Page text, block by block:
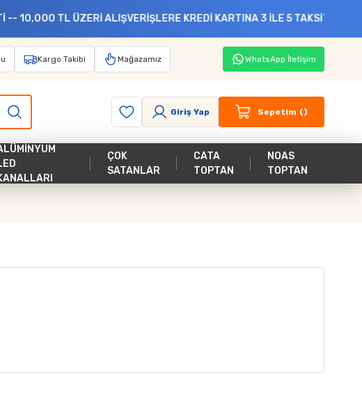
ALIŞVERİŞLERE KREDİ KARTINA 3 İLE 5 TAKSİT VADE FARKSIZ MAİL
Kargo Takibi Mağazamız WhatsApp İletişim
Giriş Yap Sepetim
ÇOK
SATANLAR
CATA
TOPTAN
NOAS
TOPTAN